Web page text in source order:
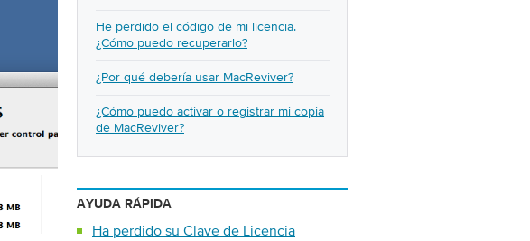
He perdido el código de mi licencia.
¿Cómo puedo recuperarlo?
¿Por qué debería usar MacReviver?
¿Cómo puedo activar o registrar mi copia
de MacReviver?
AYUDA RÁPIDA
Ha perdido su Clave de Licencia